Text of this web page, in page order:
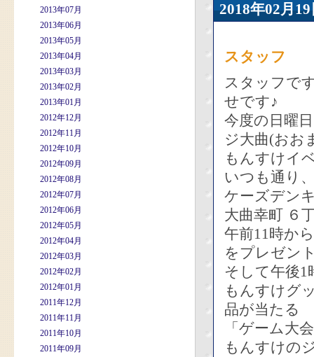
2013年07月
2013年06月
2013年05月
2013年04月
2013年03月
2013年02月
2013年01月
2012年12月
2012年11月
2012年10月
2012年09月
2012年08月
2012年07月
2012年06月
2012年05月
2012年04月
2012年03月
2012年02月
2012年01月
2011年12月
2011年11月
2011年10月
2011年09月
2018年02
スタッフ
スタッフで
せです♪
今度の日曜
ジ大曲(おお
もんすけイ
いつも通り
ケーズデン
大曲幸町 ６
午前11時か
をプレゼン
そして午後1
もんすけグ
品が当たる
「ゲーム大
もんすけの